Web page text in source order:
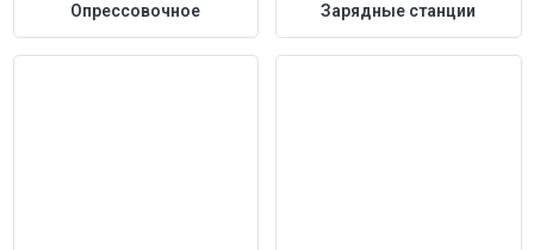
Опрессовочное Зарядные станции